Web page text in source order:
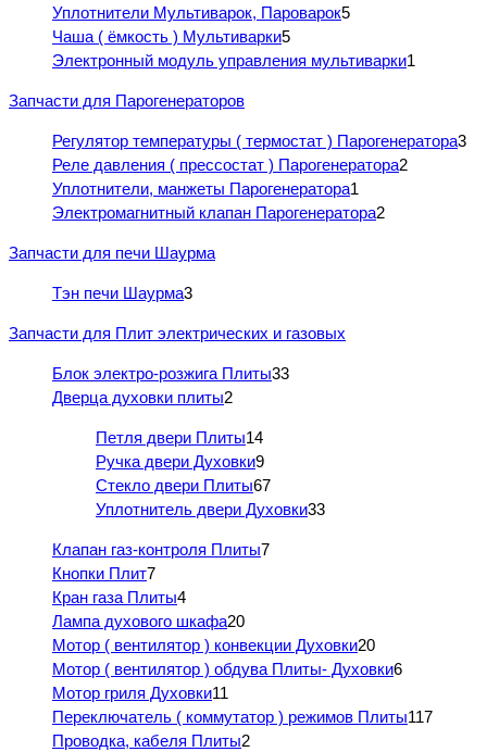
Уплотнители Мультиварок, Пароварок5
Чаша ( ёмкость ) Мультиварки5
Электронный модуль управления мультиварки1
Запчасти для Парогенераторов
Регулятор температуры ( термостат ) Парогенератора3
Реле давления ( прессостат ) Парогенератора2
Уплотнители, манжеты Парогенератора1
Электромагнитный клапан Парогенератора2
Запчасти для печи Шаурма
Тэн печи Шаурма3
Запчасти для Плит электрических и газовых
Блок электро-розжига Плиты33
Дверца духовки плиты2
Петля двери Плиты14
Ручка двери Духовки9
Стекло двери Плиты67
Уплотнитель двери Духовки33
Клапан газ-контроля Плиты7
Кнопки Плит7
Кран газа Плиты4
Лампа духового шкафа20
Мотор ( вентилятор ) конвекции Духовки20
Мотор ( вентилятор ) обдува Плиты- Духовки6
Мотор гриля Духовки11
Переключатель ( коммутатор ) режимов Плиты117
Проводка, кабеля Плиты2